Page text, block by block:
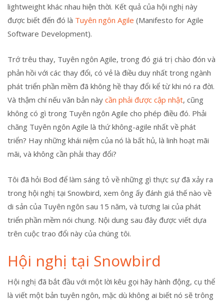
lightweight khác nhau hiện thời. Kết quả của hội nghị này
được biết đến đó là Tuyên ngôn Agile (Manifesto for Agile
Software Development).
Trớ trêu thay, Tuyên ngôn Agile, trong đó giá trị chào đón và
phản hồi với các thay đổi, có vẻ là điều duy nhất trong ngành
phát triển phần mềm đã không hề thay đổi kể từ khi nó ra đời.
Và thậm chí nếu văn bản này cần phải được cập nhật, cũng
không có gì trong Tuyên ngôn Agile cho phép điều đó. Phải
chăng Tuyên ngôn Agile là thứ không-agile nhất về phát
triển? Hay những khái niệm của nó là bất hủ, là linh hoạt mãi
mãi, và không cần phải thay đổi?
Tôi đã hỏi Bod để làm sáng tỏ về những gì thực sự đã xảy ra
trong hội nghị tại Snowbird, xem ông ấy đánh giá thế nào về
di sản của Tuyên ngôn sau 15 năm, và tương lai của phát
triển phần mềm nói chung. Nội dung sau đây được viết dựa
trên cuộc trao đổi này của chúng tôi.
Hội nghị tại Snowbird
Hội nghị đã bắt đầu với một lời kêu gọi hãy hành động, cụ thể
là viết một bản tuyên ngôn, mặc dù không ai biết nó sẽ trông